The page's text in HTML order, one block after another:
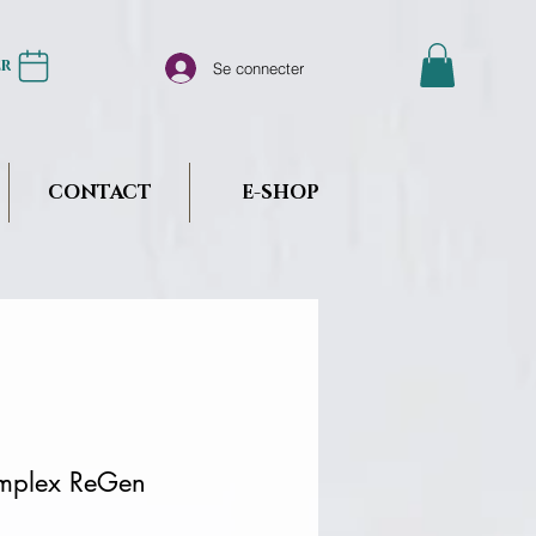
Se connecter
CONTACT E-SHOP
ReGen